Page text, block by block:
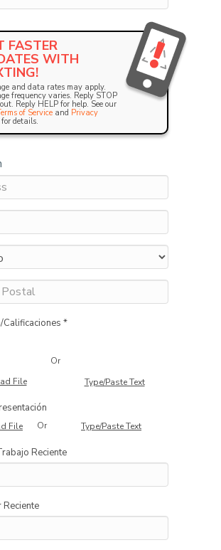
FASTER
WITH
and data rates may apply.
frequency varies. Reply STOP
Reply HELP for help. See our
of Service and Privacy
for details.
Calificaciones *
File
Or
Type/Paste Text
File Or Type/Paste Text
Reciente
Reciente